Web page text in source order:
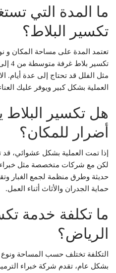
ما المدة التي
تكسير البلاط؟
تعتمد المدة على مساحة المكان و
مثل الفلل قد تحتاج إلى عدة أيام.
العملية بشكل كبير ويوفر عليك
هل تكسير
أضرار للمكان؟
إذا تمت العملية بشكل عشوائي،
لكن مع شركات متخصصة مثل خبراء
حديثة وطرق منظمة لجمع الغبار
حماية الجدران والأثاث أثناء العمل.
ما تكلفة خدمة
الرياض؟
التكلفة تختلف حسب المساحة ونوع
بشكل عام، تقدم شركة خبراء